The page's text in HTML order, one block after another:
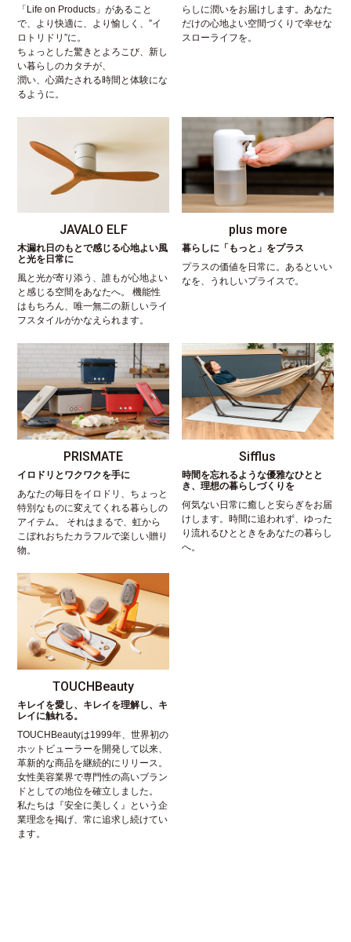
「Life on Products」があること
で、より快適に、より愉しく、”イ
ロトリドリ”に。
ちょっとした驚きとよろこび、新し
い暮らしのカタチが、
潤い、心満たされる時間と体験にな
るように。
らしに潤いをお届けします。あなた
だけの心地よい空間づくりで幸せな
スローライフを。
JAVALO ELF
木漏れ日のもとで感じる心地よい風
と光を日常に
風と光が寄り添う、誰もが心地よい
と感じる空間をあなたへ。 機能性
はもちろん、唯一無二の新しいライ
フスタイルがかなえられます。
plus more
暮らしに「もっと」をプラス
プラスの価値を日常に。あるといい
なを、うれしいプライスで。
PRISMATE
イロドリとワクワクを手に
あなたの毎日をイロドリ、ちょっと
特別なものに変えてくれる暮らしの
アイテム。 それはまるで、虹から
こぼれおちたカラフルで楽しい贈り
物。
Sifflus
時間を忘れるような優雅なひとと
き、理想の暮らしづくりを
何気ない日常に癒しと安らぎをお届
けします。時間に追われず、ゆった
り流れるひとときをあなたの暮らし
へ。
TOUCHBeauty
キレイを愛し、キレイを理解し、キ
レイに触れる。
TOUCHBeautyは1999年、世界初の
ホットビューラーを開発して以来、
革新的な商品を継続的にリリース。
女性美容業界で専門性の高いブラン
ドとしての地位を確立しました。
私たちは『安全に美しく』という企
業理念を掲げ、常に追求し続けてい
ます。